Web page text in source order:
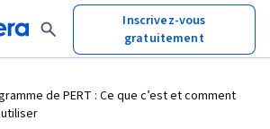
Inscrivez-vous
gratuitement
de PERT : Ce que c’est et comment